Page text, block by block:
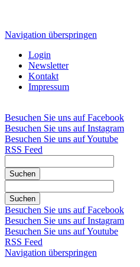
Navigation überspringen
Login
Newsletter
Kontakt
Impressum
Besuchen Sie uns auf Facebook
Besuchen Sie uns auf Instagram
Besuchen Sie uns auf Youtube
RSS Feed
Suchen
Suchen
Besuchen Sie uns auf Facebook
Besuchen Sie uns auf Instagram
Besuchen Sie uns auf Youtube
RSS Feed
Navigation überspringen